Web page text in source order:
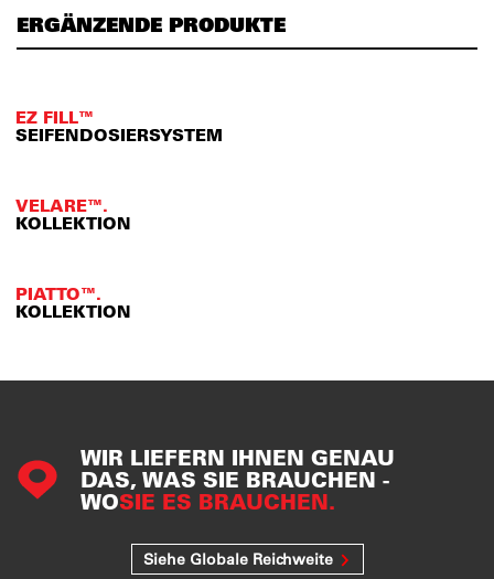
ERGÄNZENDE PRODUKTE
EZ FILL™
SEIFENDOSIERSYSTEM
VELARE™.
KOLLEKTION
PIATTO™.
KOLLEKTION
WIR LIEFERN IHNEN GENAU
DAS, WAS SIE BRAUCHEN -
WOSIE ES BRAUCHEN.
Siehe Globale Reichweite